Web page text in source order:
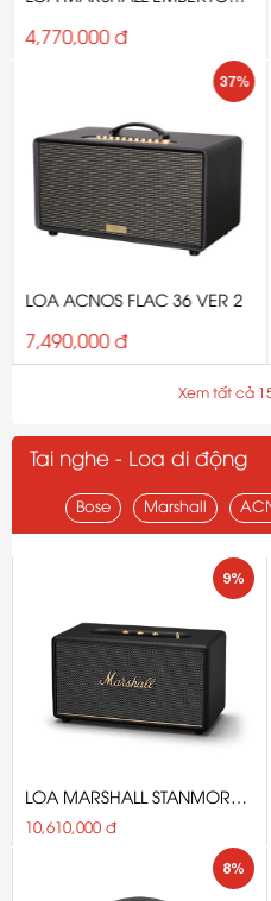
4,770,000 đ
LOA ACNOS FLAC 36 VER 2
7,490,000 đ
37%
Xem tất cả
Tai nghe - Loa di động
Bose Marshall
LOA MARSHALL STANMORE
III
10,610,000 đ
9%
8%